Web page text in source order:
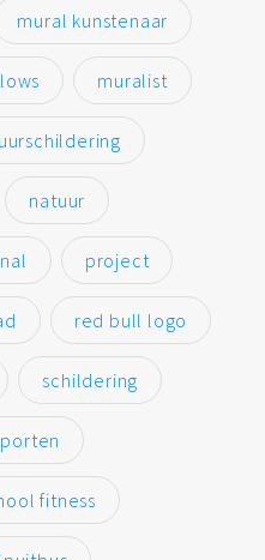
mural kunstenaar
muralist
natuur
project
red bull logo
schildering
fitness